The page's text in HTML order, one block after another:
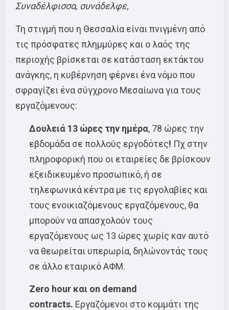
Συναδέλφισσα, συνάδελφε,
Τη στιγμή που η Θεσσαλία είναι πνιγμένη από
τις πρόσφατες πλημμύρες και ο λαός της
περιοχής βρίσκεται σε κατάσταση εκτάκτου
ανάγκης, η κυβέρνηση φέρνει ένα νόμο που
σφραγίζει ένα σύγχρονο Μεσαίωνα για τους
εργαζόμενους:
Δουλειά 13 ώρες την ημέρα, 78 ώρες την
εβδομάδα σε πολλούς εργοδότες! Πχ στην
πληροφορική που οι εταιρείες δε βρίσκουν
εξειδικευμένο προσωπικό, ή σε
τηλεφωνικά κέντρα με τις εργολαβίες και
τους ενοικιαζόμενους εργαζόμενους, θα
μπορούν να απασχολούν τους
εργαζόμενους ως 13 ώρες χωρίς καν αυτό
να θεωρείται υπερωρία, δηλώνοντάς τους
σε άλλο εταιρικό ΑΦΜ.
Zero hour και on demand
contracts. Εργαζόμενοι στο κομμάτι της